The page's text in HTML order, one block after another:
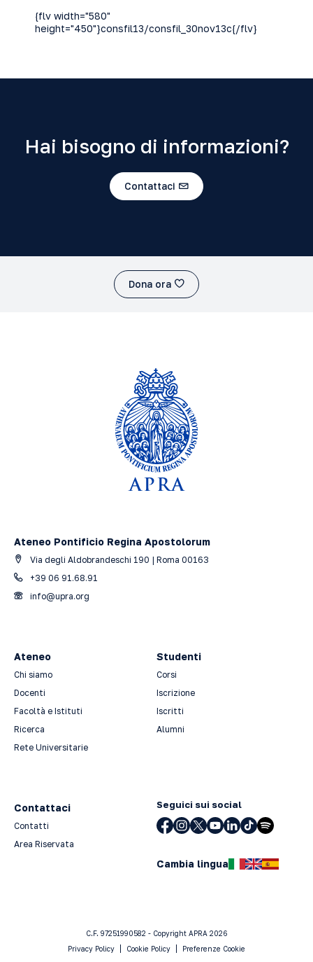
{flv width="580"
height="450"}consfil13/consfil_30nov13c{/flv}
Hai bisogno di informazioni?
Contattaci
Dona ora
Ateneo Pontificio Regina Apostolorum
Via degli Aldobrandeschi 190 | Roma 00163
+39 06 91.68.91
info@upra.org
Ateneo
Chi siamo
Docenti
Facoltà e Istituti
Ricerca
Rete Universitarie
Studenti
Corsi
Iscrizione
Iscritti
Alumni
Contattaci
Contatti
Area Riservata
Seguici sui social
Cambia lingua
C.F. 97251990582 - Copyright APRA 2026
Privacy Policy
Cookie Policy Preferenze Cookie